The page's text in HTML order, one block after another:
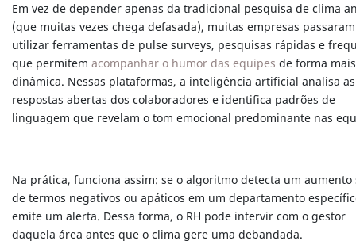
Em vez de depender apenas da tradicional pesquisa de clima
(que muitas vezes chega defasada), muitas empresas
utilizar ferramentas de pulse surveys, pesquisas rápidas e
que permitem acompanhar o humor das equipes de forma mais
dinâmica. Nessas plataformas, a inteligência artificial analisa as
respostas abertas dos colaboradores e identifica padrões de
linguagem que revelam o tom emocional predominante nas
Na prática, funciona assim: se o algoritmo detecta um
de termos negativos ou apáticos em um departamento
emite um alerta. Dessa forma, o RH pode intervir com o gestor
daquela área antes que o clima gere uma debandada.